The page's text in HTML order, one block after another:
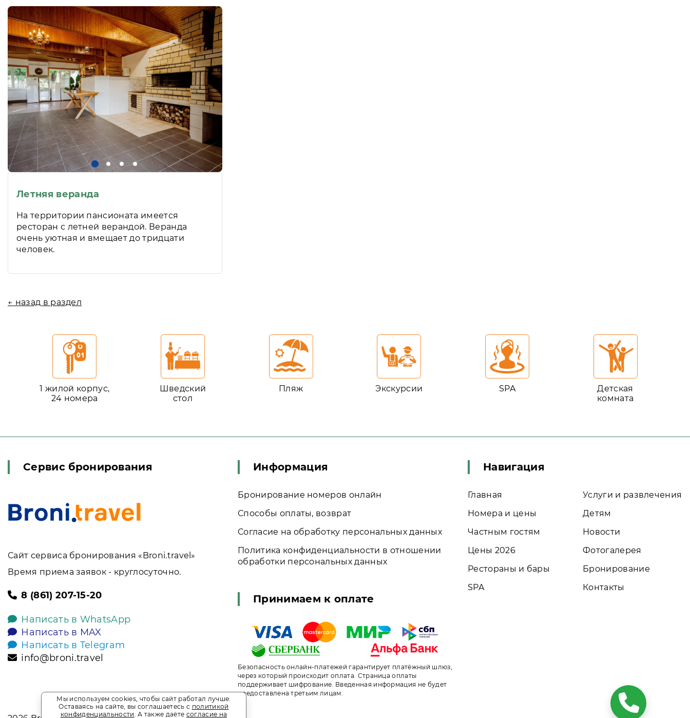
Летняя веранда
На территории пансионата имеется
ресторан с летней верандой. Веранда
очень уютная и вмещает до тридцати
человек.
← назад в раздел
1 жилой корпус,
24 номера
Шведский
стол
Пляж Экскурсии SPA
Детская
комната
Сервис бронирования
Сайт сервиса бронирования «Broni.travel»
Время приема заявок - круглосуточно.
8 (861) 207-15-20
Написать в WhatsApp
Написать в MAX
Написать в Telegram
info@broni.travel
Информация
Бронирование номеров онлайн
Способы оплаты, возврат
Согласие на обработку персональных данных
Политика конфиденциальности в отношении
обработки персональных данных
Принимаем к оплате
Безопасность онлайн-платежей гарантирует платёжный шлюз,
через который происходит оплата. Страница оплаты
поддерживает шифрование. Введенная информация не будет
предоставлена третьим лицам.
Навигация
Главная
Номера и цены
Частным гостям
Цены 2026
Рестораны и бары
SPA
Услуги и развлечения
Детям
Новости
Фотогалерея
Бронирование
Контакты
Мы используем cookies, чтобы сайт работал лучше.
Оставаясь на сайте, вы соглашаетесь с политикой
конфиденциальности. А также даёте согласие на